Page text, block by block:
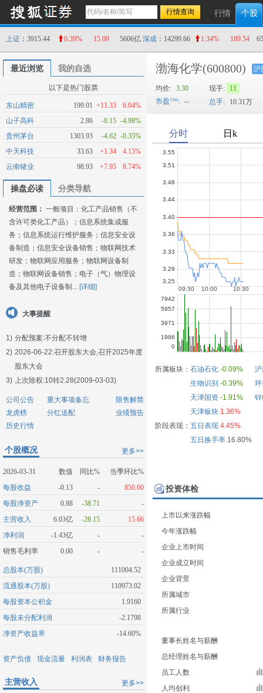
行情 个股
上证 ：3915.44 0.39% 15.09 5606亿 深成 ：14299.66 1.34% 189.54
最近浏览 我的自选
以下是热门股票
东山精密 199.01 +11.33
6.04%
山子高科
2.86 -0.15 -4.98%
贵州茅台
1303.93 -4.62 -0.35%
中天科技
33.63 +1.34
4.15%
云南锗业
98.93 +7.95 8.74%
操盘必读 分类导航
经营范围： 一般项目：化工产品销售（不
含许可类化工产品）；信息系统集成服
务；信息系统运行维护服务；信息安全设
备制造；信息安全设备销售；物联网技术
研发；物联网应用服务；物联网设备制
造；物联网设备销售；电子（气）物理设
备及其他电子设备制... [详细]
大事提醒
1) 分配预案:不分配不转增
2) 2026-06-22:召开股东大会,召开2025年度
股东大会
3) 上次除权:10转2.28(2009-03-03)
公司公告 重大事项备忘
限售解禁
龙虎榜
分红送配
业绩预告
历史行情
更多>>
个股概况
2026-03-31 数值 同比%
当季环比%
每股收益
-0.13 -
850.00
每股净资产
0.88 -38.71
-
主营收入
6.03亿 -28.15
15.66
净利润
-1.43亿 -
-
销售毛利率
0.00 - -
总股本(万股)
111004.52
流通股本(万股)
110973.02
每股资本公积金
1.9160
每股未分配利润
-2.1798
净资产收益率
-14.60%
资产负债 现金流量 利润表 财务报告
更多>>
主营收入
渤海化学(600800) 沪
均价: 3.30 现手:
11
市盈
: -- 总手: 10.31万
所属板块： 石油石化 -0.09%
沪
生物识别 -0.39%
天津国资 -1.91%
锌
天津板块 1.36%
阶段表现： 五日表现 4.45%
五日换手率16.80%
投资体检
上市以来涨跌幅
今年涨跌幅
企业上市时间
企业成立时间
企业背景
所属城市
所属行业
董事长姓名与薪酬
总经理姓名与薪酬
员工人数
人均创利